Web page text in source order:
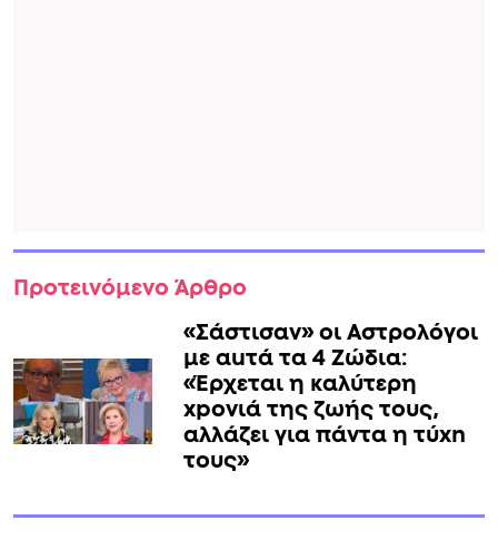
Προτεινόμενο Άρθρο
«Σάστισαν» οι Αστρολόγοι
με αuτά τα 4 Zώδια:
«Έρχεται η καλύτερη
xpoνιά της ζωής τους,
αλλάζει για πάντα η τύxn
τους»